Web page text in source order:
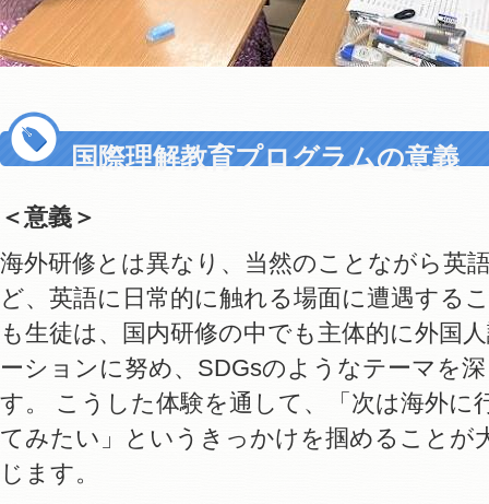
国際理解教育プログラムの意義
＜意義＞
海外研修とは異なり、当然のことながら英
ど、英語に日常的に触れる場面に遭遇する
も生徒は、国内研修の中でも主体的に外国
ーションに努め、SDGsのようなテーマを
す。 こうした体験を通して、「次は海外に
てみたい」というきっかけを掴めることが
じます。